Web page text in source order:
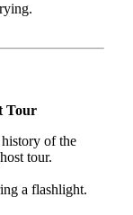
Tour
of the
tour.
a flashlight.